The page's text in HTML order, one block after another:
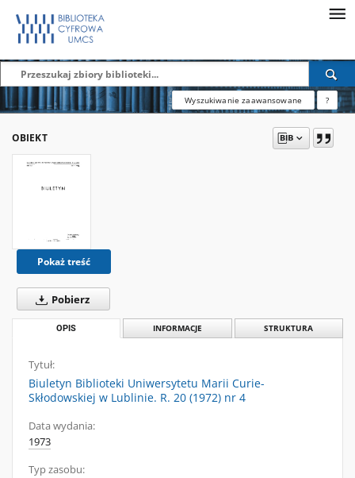
Wyszukiwanie zaawansowane ?
OBIEKT
Pokaż treść
Pobierz
OPIS INFORMACJE STRUKTURA
Tytuł:
Biuletyn Biblioteki Uniwersytetu Marii Curie-
Skłodowskiej w Lublinie. R. 20 (1972) nr 4
Data wydania:
1973
Typ zasobu: